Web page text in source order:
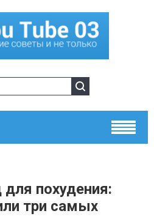
похудения:
три самых